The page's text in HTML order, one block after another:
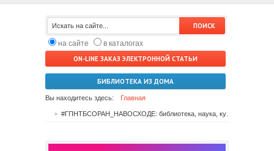
на сайте
в каталогах
ON-LINE ЗАКАЗ ЭЛЕКТРОННОЙ СТАТЬИ
БИБЛИОТЕКА ИЗ ДОМА
Вы находитесь здесь: Главная